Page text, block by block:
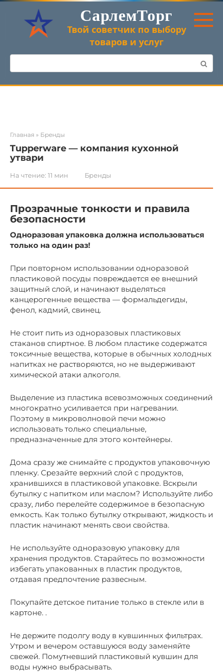
Перейти
контенту
СарлемТорг
Твой советчик по выбору
товаров и услуг
Поиск:
Главная » Бренды
Tupperware — компания кухонной
утвари
На чтение: 11 мин Бренды
Прозрачные тонкости и правила
безопасности
Одноразовая упаковка должна использоваться
только на один раз!
При повторном использовании одноразовой
пластиковой посуды повреждается ее внешний
защитный слой, и начинают выделяться
канцерогенные вещества — формальдегиды,
фенол, кадмий, свинец.
Не стоит пить из одноразовых пластиковых
стаканов спиртное. В любом пластике содержатся
токсичные вещества, которые в обычных холодных
напитках не растворяются, но не выдерживают
химической атаки алкоголя.
Выделение из пластика всевозможных соединений
многократно усиливается при нагревании.
Поэтому в микроволновой печи можно
использовать только специальные,
предназначенные для этого контейнеры.
Дома сразу же снимайте с продуктов упаковочную
пленку. Срезайте верхний слой с продуктов,
хранившихся в пластиковой упаковке. Вскрыли
бутылку с напитком или маслом? Используйте либо
сразу, либо перелейте содержимое в безопасную
емкость. Как только бутылку открывают, жидкость и
пластик начинают менять свои свойства.
Не используйте одноразовую упаковку для
хранения продуктов. Старайтесь по возможности
избегать упакованных в пластик продуктов,
отдавая предпочтение развесным.
Покупайте детское питание только в стекле или в
картоне. .
Не держите подолгу воду в кувшинных фильтрах.
Утром и вечером оставшуюся воду заменяйте
свежей. Помутневший пластиковый кувшин для
воды нужно выбрасывать.